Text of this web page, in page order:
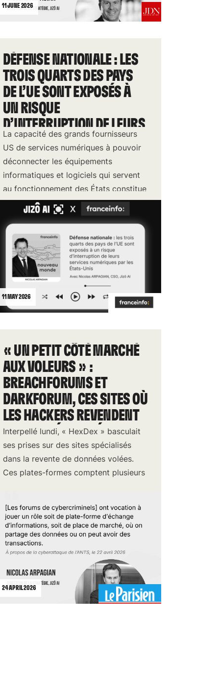
11 JUNE 2026
DÉFENSE NATIONALE : LES
TROIS QUARTS DES PAYS
DE L’UE SONT EXPOSÉS À
UN RISQUE
D’INTERRUPTION DE LEURS
SERVICES NUMÉRIQUES
PAR LES ÉTATS-UNIS
La capacité des grands fournisseurs
US de services numériques à pouvoir
déconnecter les équipements
informatiques et logiciels qui servent
au fonctionnement des États constitue
une menace pour l'Europe.
11 MAY 2026
« UN PETIT CÔTÉ MARCHÉ
AUX VOLEURS » :
BREACHFORUMS ET
DARKFORUM, CES SITES OÙ
LES HACKERS REVENDENT
LES DONNÉES VOLÉES
Interpellé lundi, « HexDex » basculait
ses prises sur des sites spécialisés
dans la revente de données volées.
Ces plates-formes comptent plusieurs
24 APRIL 2026